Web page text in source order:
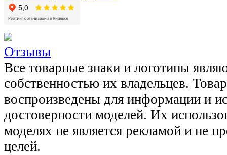
Отзывы
Все товарные знаки и логотипы
собственностью их владельцев.
воспроизведены для информации и
достоверности моделей. Их
моделях не является рекламой и не
целей.